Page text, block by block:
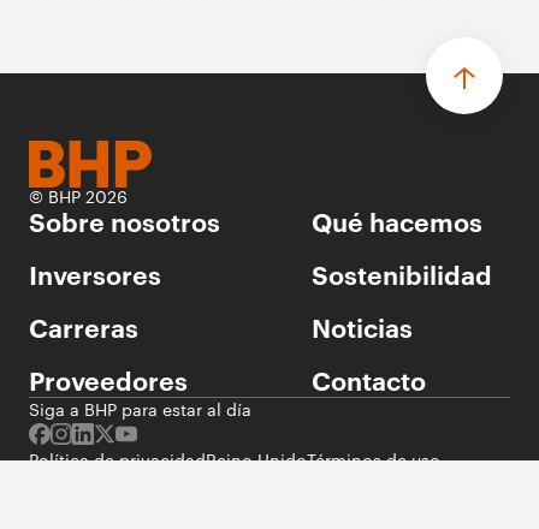
© BHP 2026
Sobre nosotros
Qué hacemos
Inversores
Sostenibilidad
Carreras
Noticias
Proveedores
Contacto
Siga a BHP para estar al día
Política de privacidadReino UnidoTérminos de uso